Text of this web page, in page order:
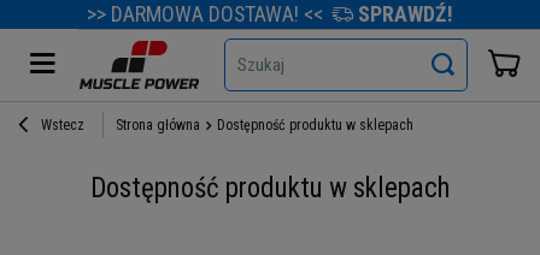
>> DARMOWA DOSTAWA! << SPRAWDŹ!
Szukaj
Wstecz Strona główna Dostępność produktu w sklepach
Dostępność produktu w sklepach